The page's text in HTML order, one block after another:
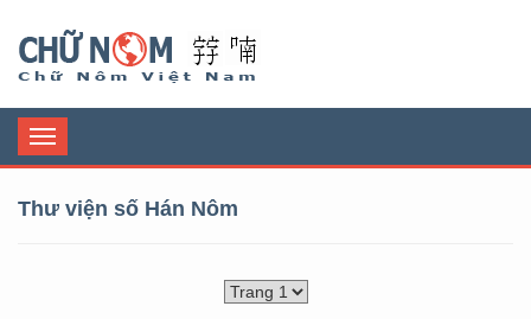
Toggle
navigation
Thư viện số Hán Nôm